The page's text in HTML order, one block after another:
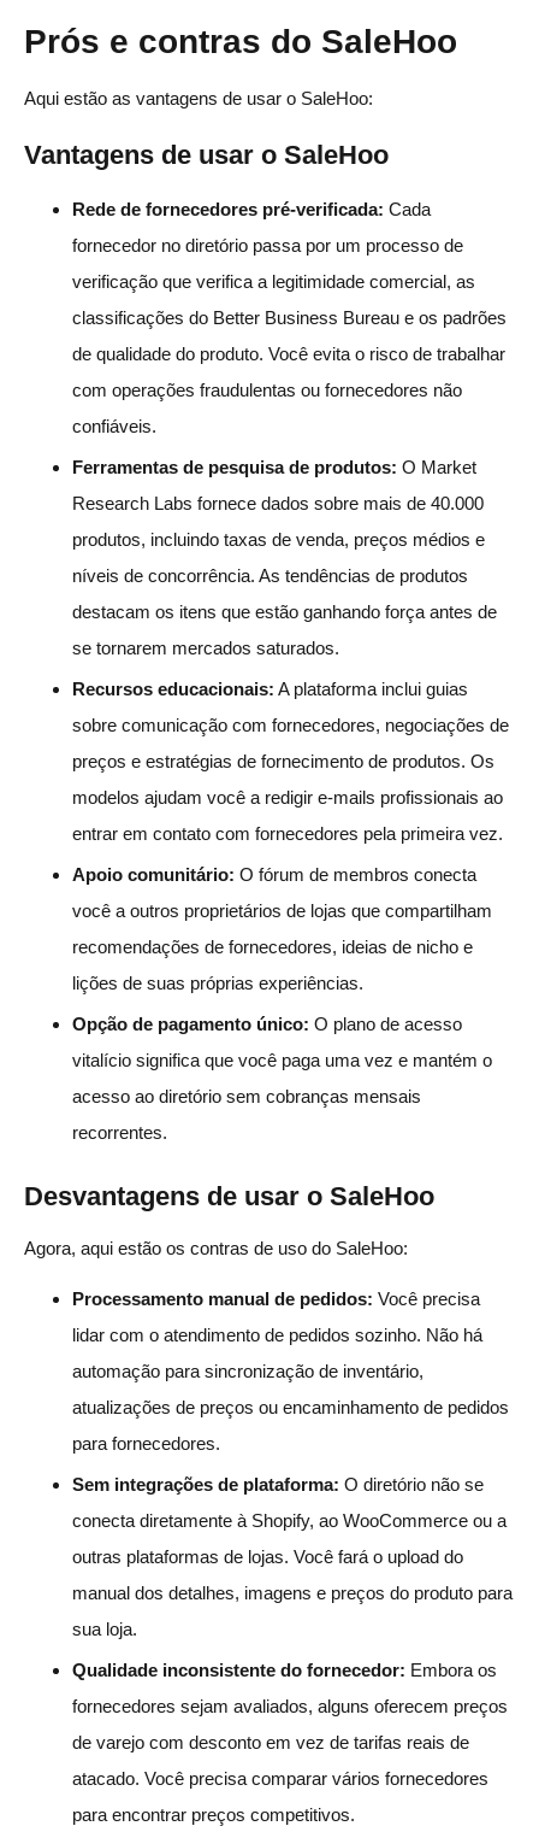
Prós e contras do SaleHoo
Aqui estão as vantagens de usar o SaleHoo:
Vantagens de usar o SaleHoo
Rede de fornecedores pré-verificada: Cada
fornecedor no diretório passa por um processo de
verificação que verifica a legitimidade comercial, as
classificações do Better Business Bureau e os padrões
de qualidade do produto. Você evita o risco de trabalhar
com operações fraudulentas ou fornecedores não
confiáveis.
Ferramentas de pesquisa de produtos: O Market
Research Labs fornece dados sobre mais de 40.000
produtos, incluindo taxas de venda, preços médios e
níveis de concorrência. As tendências de produtos
destacam os itens que estão ganhando força antes de
se tornarem mercados saturados.
Recursos educacionais: A plataforma inclui guias
sobre comunicação com fornecedores, negociações de
preços e estratégias de fornecimento de produtos. Os
modelos ajudam você a redigir e-mails profissionais ao
entrar em contato com fornecedores pela primeira vez.
Apoio comunitário: O fórum de membros conecta
você a outros proprietários de lojas que compartilham
recomendações de fornecedores, ideias de nicho e
lições de suas próprias experiências.
Opção de pagamento único: O plano de acesso
vitalício significa que você paga uma vez e mantém o
acesso ao diretório sem cobranças mensais
recorrentes.
Desvantagens de usar o SaleHoo
Agora, aqui estão os contras de uso do SaleHoo:
Processamento manual de pedidos: Você precisa
lidar com o atendimento de pedidos sozinho. Não há
automação para sincronização de inventário,
atualizações de preços ou encaminhamento de pedidos
para fornecedores.
Sem integrações de plataforma: O diretório não se
conecta diretamente à Shopify, ao WooCommerce ou a
outras plataformas de lojas. Você fará o upload do
manual dos detalhes, imagens e preços do produto para
sua loja.
Qualidade inconsistente do fornecedor: Embora os
fornecedores sejam avaliados, alguns oferecem preços
de varejo com desconto em vez de tarifas reais de
atacado. Você precisa comparar vários fornecedores
para encontrar preços competitivos.